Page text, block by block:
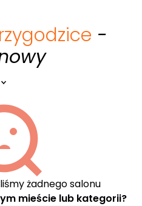
-
żadnego salonu
mieście lub kategorii?